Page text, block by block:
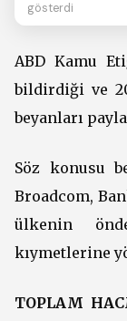
gösterdi
ABD Kamu
bildirdiği ve
beyanları
Söz konusu
Broadcom,
ülkenin
kıymetlerine
TOPLAM